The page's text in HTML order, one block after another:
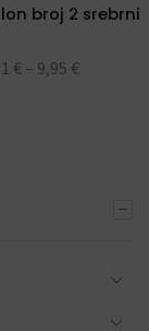
broj 2 srebrni
€ – 9,95 €